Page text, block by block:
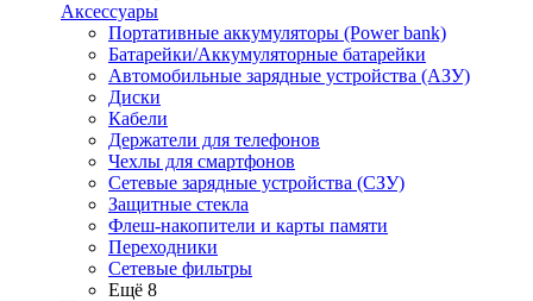
Аксессуары
Портативные аккумуляторы (Power bank)
Батарейки/Аккумуляторные батарейки
Автомобильные зарядные устройства (АЗУ)
Диски
Кабели
Держатели для телефонов
Чехлы для смартфонов
Сетевые зарядные устройства (СЗУ)
Защитные стекла
Флеш-накопители и карты памяти
Переходники
Сетевые фильтры
Ещё 8